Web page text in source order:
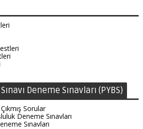
Deneme Sınavları (PYBS)
Sorular
Deneme Sınavları
Sınavları